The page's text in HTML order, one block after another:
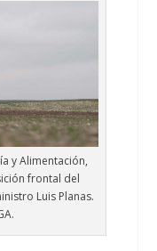
y Alimentación,
frontal del
Luis Planas.